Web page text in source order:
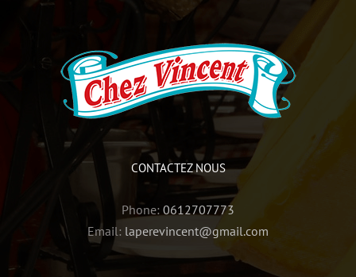
CONTACTEZ NOUS
Phone: 0612707773
Email: laperevincent@gmail.com